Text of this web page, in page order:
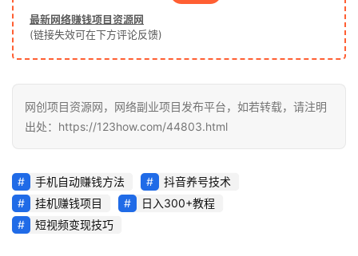
泡
网
缘
创
业
最新网络赚钱项目资源网
(链接失效可在下方评论反馈)
网创项目资源网，网络副业项目发布平台，如若转载，请注明
出处：https://123how.com/44803.html
手机自动赚钱方法
抖音养号技术
挂机赚钱项目
日入300+教程
短视频变现技巧